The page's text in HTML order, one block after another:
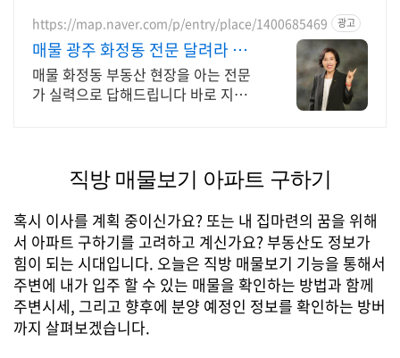
https://map.naver.com/p/entry/place/1400685469 광고
매물 광주 화정동 전문 달려라 호
남방 전문부동산에서
매물 화정동 부동산 현장을 아는 전문
가 실력으로 답해드립니다 바로 지금
직방 매물보기 아파트 구하기
혹시 이사를 계획 중이신가요? 또는 내 집마련의 꿈을 위해
서 아파트 구하기를 고려하고 계신가요? 부동산도 정보가
힘이 되는 시대입니다. 오늘은 직방 매물보기 기능을 통해서
주변에 내가 입주 할 수 있는 매물을 확인하는 방법과 함께
주변시세, 그리고 향후에 분양 예정인 정보를 확인하는 방버
까지 살펴보겠습니다.